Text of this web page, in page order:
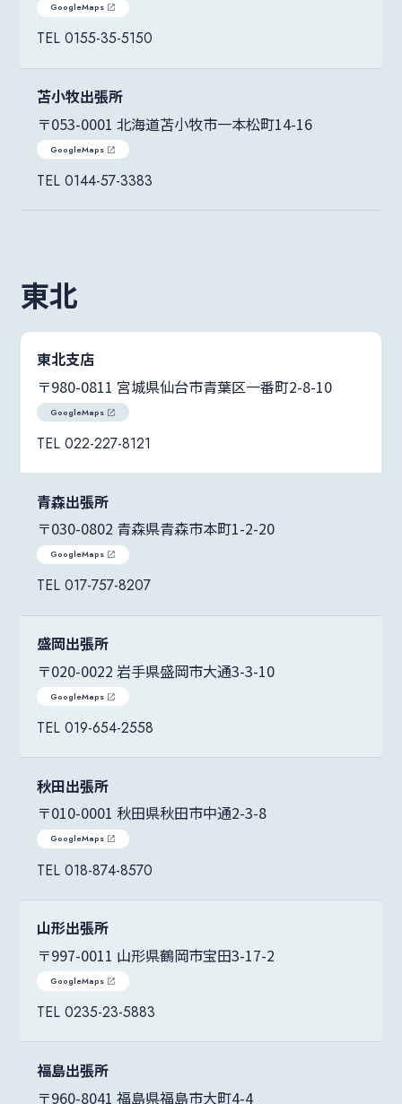
GoogleMaps
0155-35-5150
苫小牧出張所
〒053-0001 北海道苫小牧市一本松町14-16
GoogleMaps
0144-57-3383
東北
東北支店
〒980-0811 宮城県仙台市青葉区一番町2-8-10
GoogleMaps
022-227-8121
青森出張所
〒030-0802 青森県青森市本町1-2-20
GoogleMaps
017-757-8207
盛岡出張所
〒020-0022 岩手県盛岡市大通3-3-10
GoogleMaps
019-654-2558
秋田出張所
〒010-0001 秋田県秋田市中通2-3-8
GoogleMaps
018-874-8570
山形出張所
〒997-0011 山形県鶴岡市宝田3-17-2
GoogleMaps
0235-23-5883
福島出張所
〒960-8041 福島県福島市大町4-4